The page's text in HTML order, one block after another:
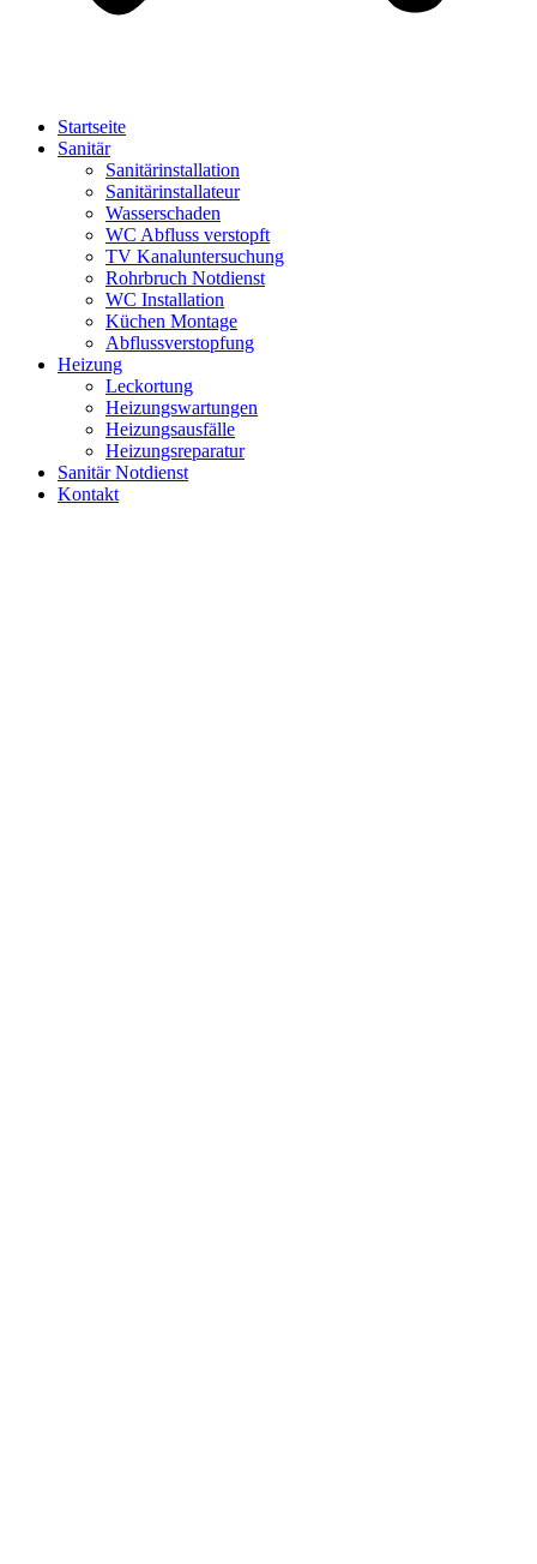
Startseite
Sanitär
Sanitärinstallation
Sanitärinstallateur
Wasserschaden
WC Abfluss verstopft
TV Kanaluntersuchung
Rohrbruch Notdienst
WC Installation
Küchen Montage
Abflussverstopfung
Heizung
Leckortung
Heizungswartungen
Heizungsausfälle
Heizungsreparatur
Sanitär Notdienst
Kontakt